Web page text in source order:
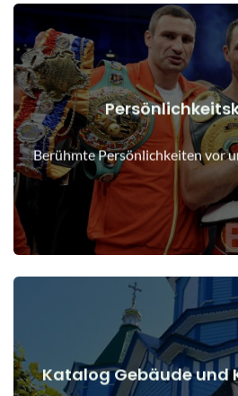
Berühmte Persönlichkeiten vor
Menschen vor und nach
Details
Katalog Gebäude und
Details